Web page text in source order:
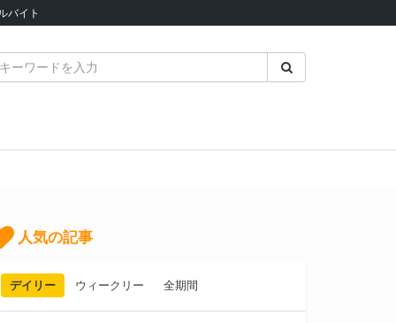
バイト
人気の記事
デイリー ウィークリー 全期間